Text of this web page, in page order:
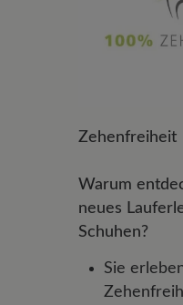
Zehenfreiheit
Warum
neues
Schuhen?
Sie